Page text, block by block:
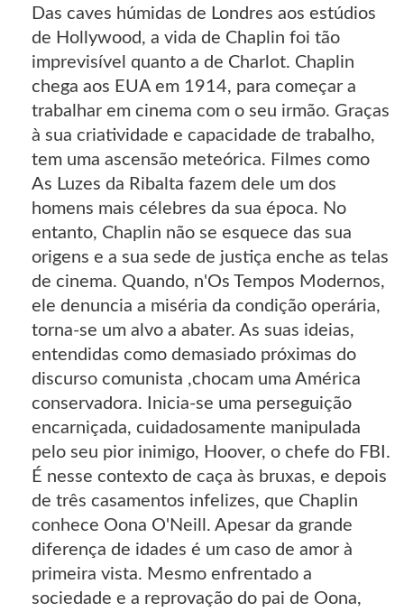
Das caves húmidas de Londres aos estúdios
de Hollywood, a vida de Chaplin foi tão
imprevisível quanto a de Charlot. Chaplin
chega aos EUA em 1914, para começar a
trabalhar em cinema com o seu irmão. Graças
à sua criatividade e capacidade de trabalho,
tem uma ascensão meteórica. Filmes como
As Luzes da Ribalta fazem dele um dos
homens mais célebres da sua época. No
entanto, Chaplin não se esquece das sua
origens e a sua sede de justiça enche as telas
de cinema. Quando, n'Os Tempos Modernos,
ele denuncia a miséria da condição operária,
torna-se um alvo a abater. As suas ideias,
entendidas como demasiado próximas do
discurso comunista ,chocam uma América
conservadora. Inicia-se uma perseguição
encarniçada, cuidadosamente manipulada
pelo seu pior inimigo, Hoover, o chefe do FBI.
É nesse contexto de caça às bruxas, e depois
de três casamentos infelizes, que Chaplin
conhece Oona O'Neill. Apesar da grande
diferença de idades é um caso de amor à
primeira vista. Mesmo enfrentado a
sociedade e a reprovação do pai de Oona,